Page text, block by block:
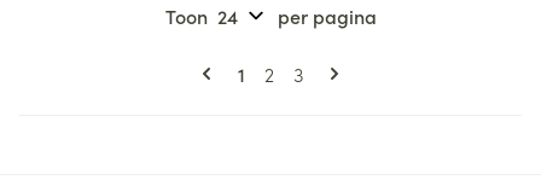
Pagina's
U lees momenteel pagina
1 Pagina
2 Pagina
3
Toon per pagina